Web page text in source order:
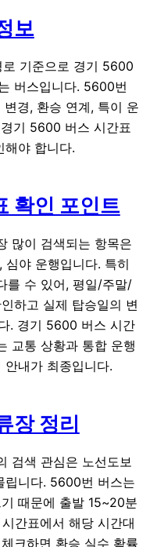
보
기준으로 경기 5600
버스입니다. 5600번
변경, 환승 연계, 특이 운
기 5600 버스 시간표
해야 합니다.
확인 포인트
많이 검색되는 항목은
, 심야 운행입니다. 특히
를 수 있어, 평일/주말/
하고 실제 탑승일의 변
. 경기 5600 버스 시간
교통 상황과 통합 운행
내가 최종입니다.
장 정리
검색 관심은 노선도보
립니다. 5600번 버스는
때문에 출발 15~20분
간표에서 해당 시간대
크하면 환승 실수 확률